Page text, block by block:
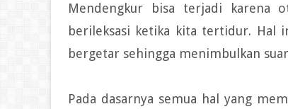
Mendengkur bisa terjadi karena
berileksasi ketika kita tertidur. Hal
bergetar sehingga menimbulkan
Pada dasarnya semua hal yang